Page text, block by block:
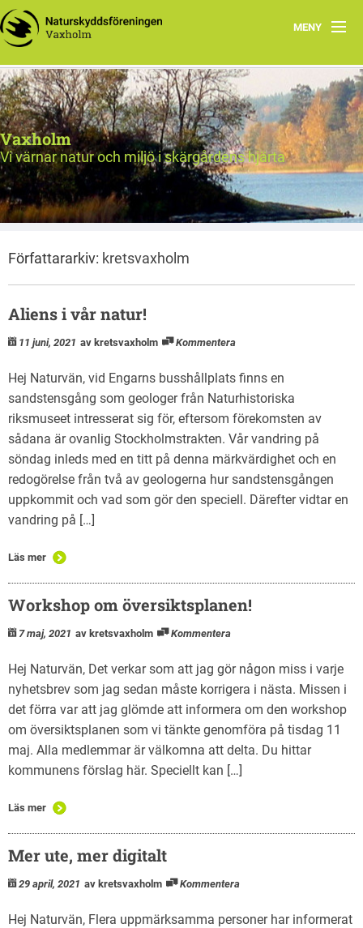
MENY
Välkommen!
Nyheter
Verksamhet
Natur & miljö
Om oss
Vaxholm
Vi värnar natur och miljö i skärgårdens hjärta
Författararkiv: kretsvaxholm
Aliens i vår natur!
11 juni, 2021 av kretsvaxholm Kommentera
Hej Naturvän, vid Engarns busshållplats finns en
sandstensgång som geologer från Naturhistoriska
riksmuseet intresserat sig för, eftersom förekomsten av
sådana är ovanlig Stockholmstrakten. Vår vandring på
söndag inleds med en titt på denna märkvärdighet och en
redogörelse från två av geologerna hur sandstensgången
uppkommit och vad som gör den speciell. Därefter vidtar en
vandring på […]
Läs mer
Workshop om översiktsplanen!
7 maj, 2021 av kretsvaxholm Kommentera
Hej Naturvän, Det verkar som att jag gör någon miss i varje
nyhetsbrev som jag sedan måste korrigera i nästa. Missen i
det förra var att jag glömde att informera om den workshop
om översiktsplanen som vi tänkte genomföra på tisdag 11
maj. Alla medlemmar är välkomna att delta. Du hittar
kommunens förslag här. Speciellt kan […]
Läs mer
Mer ute, mer digitalt
29 april, 2021 av kretsvaxholm Kommentera
Hej Naturvän, Flera uppmärksamma personer har informerat